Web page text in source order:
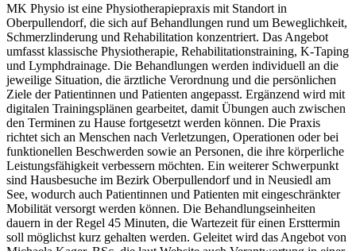
MK Physio ist eine Physiotherapiepraxis mit Standort in
Oberpullendorf, die sich auf Behandlungen rund um Beweglichkeit,
Schmerzlinderung und Rehabilitation konzentriert. Das Angebot
umfasst klassische Physiotherapie, Rehabilitationstraining, K-Taping
und Lymphdrainage. Die Behandlungen werden individuell an die
jeweilige Situation, die ärztliche Verordnung und die persönlichen
Ziele der Patientinnen und Patienten angepasst. Ergänzend wird mit
digitalen Trainingsplänen gearbeitet, damit Übungen auch zwischen
den Terminen zu Hause fortgesetzt werden können. Die Praxis
richtet sich an Menschen nach Verletzungen, Operationen oder bei
funktionellen Beschwerden sowie an Personen, die ihre körperliche
Leistungsfähigkeit verbessern möchten. Ein weiterer Schwerpunkt
sind Hausbesuche im Bezirk Oberpullendorf und in Neusiedl am
See, wodurch auch Patientinnen und Patienten mit eingeschränkter
Mobilität versorgt werden können. Die Behandlungseinheiten
dauern in der Regel 45 Minuten, die Wartezeit für einen Ersttermin
soll möglichst kurz gehalten werden. Geleitet wird das Angebot von